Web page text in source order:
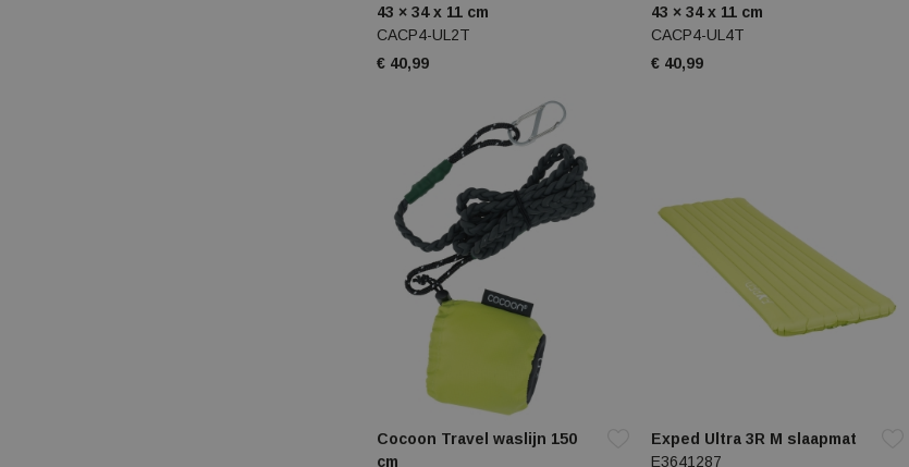
43 × 34 x 11 cm
CACP4-UL2T
€ 40,99
43 × 34 x 11 cm
CACP4-UL4T
€ 40,99
Cocoon Travel waslijn 150
cm
Exped Ultra 3R M slaapmat
E3641287